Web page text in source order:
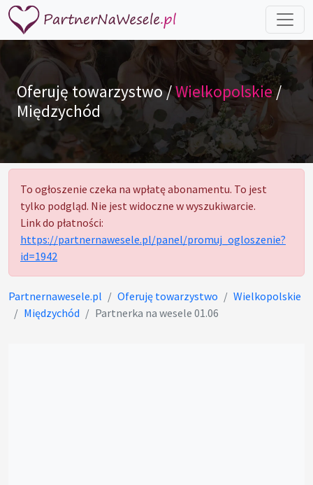
Oferuję towarzystwo /Wielkopolskie/
Międzychód
To ogłoszenie czeka na wpłatę abonamentu. To jest
tylko podgląd. Nie jest widoczne w wyszukiwarcie.
Link do płatności:
https://partnernawesele.pl/panel/promuj_ogloszenie?
id=1942
Partnernawesele.pl Oferuję towarzystwo
Wielkopolskie
Międzychód
Partnerka na wesele 01.06